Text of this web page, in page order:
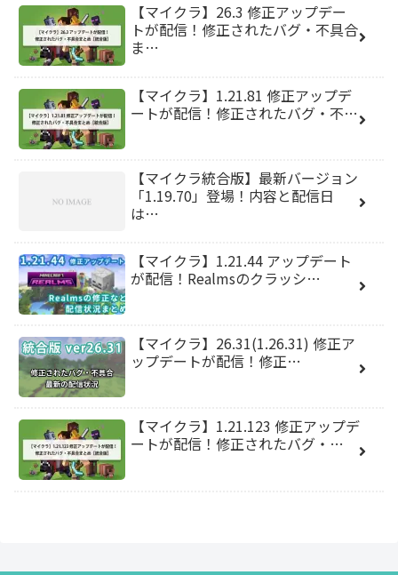
【マイクラ】26.3 修正アップデー
トが配信！修正されたバグ・不具合
ま…
【マイクラ】1.21.81 修正アップデ
ートが配信！修正されたバグ・不…
【マイクラ統合版】最新バージョン
「1.19.70」登場！内容と配信日
は…
【マイクラ】1.21.44 アップデート
が配信！Realmsのクラッシ…
【マイクラ】26.31(1.26.31) 修正ア
ップデートが配信！修正…
【マイクラ】1.21.123 修正アップデ
ートが配信！修正されたバグ・…